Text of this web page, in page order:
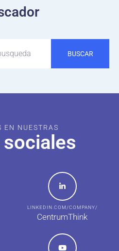
BUSCAR
EN NUESTRAS
sociales
LINKEDIN.COM/COMPANY/
CentrumThink